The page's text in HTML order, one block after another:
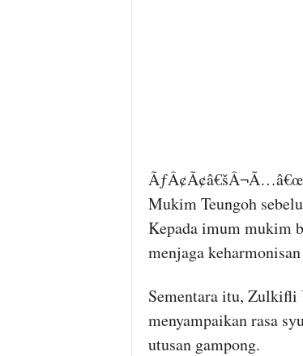
Mukim Teungoh
Kepada imum mukim
menjaga
Sementara itu,
menyampaikan rasa
utusan gampong.